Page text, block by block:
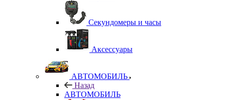
Секундомеры и часы
Аксессуары
АВТОМОБИЛЬ
Назад
АВТОМОБИЛЬ